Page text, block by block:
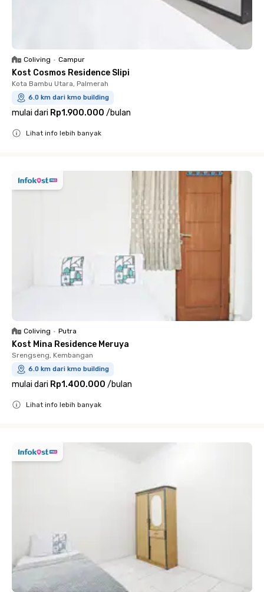
Coliving • Campur
Kost Cosmos Residence Slipi
Kota Bambu Utara, Palmerah
6.0 km dari kmo building
mulai dari Rp1.900.000 /bulan
Lihat info lebih banyak
Coliving • Putra
Kost Mina Residence Meruya
Srengseng, Kembangan
6.0 km dari kmo building
mulai dari Rp1.400.000 /bulan
Lihat info lebih banyak